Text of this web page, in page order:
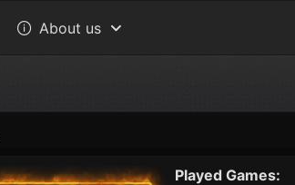
About us
Played Games: